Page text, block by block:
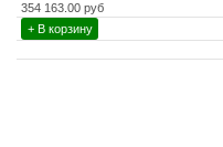
354 163.00 руб
+ В корзину